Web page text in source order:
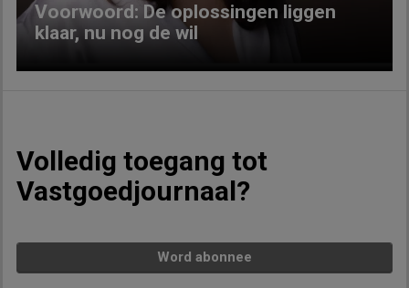
Voorwoord: De oplossingen liggen
klaar, nu nog de wil
Volledig toegang tot
Vastgoedjournaal?
Word abonnee